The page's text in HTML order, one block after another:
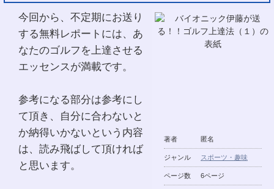
著者 匿名
ジャンル スポーツ・趣味
ページ数 6ページ
今回から、不定期にお送り
する無料レポートには、あ
なたのゴルフを上達させる
エッセンスが満載です。
参考になる部分は参考にし
て頂き、自分に合わないと
か納得いかないという内容
は、読み飛ばして頂ければ
と思います。